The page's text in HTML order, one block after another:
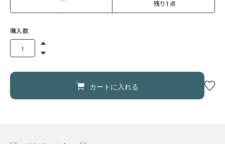
残り1点
購入数
カートに入れる